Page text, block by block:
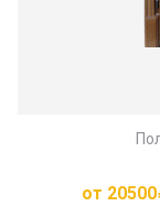
от 20500